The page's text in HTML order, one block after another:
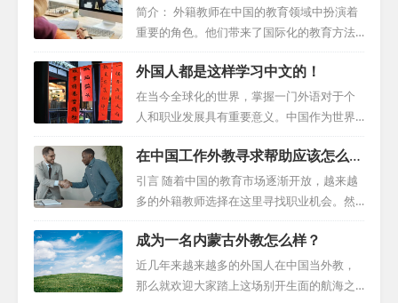
在，我希望通过这篇文章，让大家能深入地
体验外国人在中国的生活究竟是怎样的。 教
学环境：多彩的挑战 中国的教育环境多样且
丰富，我曾在大学、语言学校和国际学校任
教。这不仅让我有机会教授各种课程，如英
语、商务英语、文学等，而且我还发现，教
作空间：多元文化的交汇 在中国的外籍教师
主要集中在大学、语言学校和国际学校。这
些机构通...
简介： 外籍教师在中国的教育领域中扮演着
重要的角色。他们带来了国际化的教育方法
和经验，为中国的教育事业注入了新的活
力。在选择就业的城市时，许多外籍教师将
目光投向了中国的一流城市，如北京、上
海、广州和深圳等，而这些城市正是外国人
眼里的中国最发达的城市，这些城市凭借其
经济实力、文化氛围和职业发展机会，对外
籍教师产生了巨大的吸引力。本文将深入探
讨外籍教师涌向中国一流城市的动因。 一、
京、上海等，以其繁荣的经济、发达的基础
设施和丰富的文化资源吸引着众多外籍教
师。这些城市的经济...
外国人都是这样学习中文的！
在当今全球化的世界，掌握一门外语对于个
人和职业发展具有重要意义。中国作为世界
上最大的国家之一，其语言——汉语的重要
性不言而喻，越来越多的外国人学习中文，
对于许多外国学习者来说，学习汉语不仅是
一项挑战，更是一个探索未知世界的机会，
许多大学外教招聘工作已经开启，掌握好中
文更有利于外国人来中国求职。本文将探讨
如何通过有效的战略方法掌握汉语，以便更
好地融入中国社会和文化。 一、明确学习目
在中国工作外教寻求帮助应该怎么
做？
引言 随着中国的教育市场逐渐开放，越来越
多的外籍教师选择在这里寻找职业机会。然
而，面对陌生的文化和工作环境，他们可能
会遇到一系列挑战。本文旨在为在华外教寻
求帮助提供一份实用指南，帮助他们有效应
对这些挑战。 一、与学校和机构建立有效沟
成为一名内蒙古外教怎么样？
近几年来越来越多的外国人在中国当外教，
那么就欢迎大家踏上这场别开生面的航海之